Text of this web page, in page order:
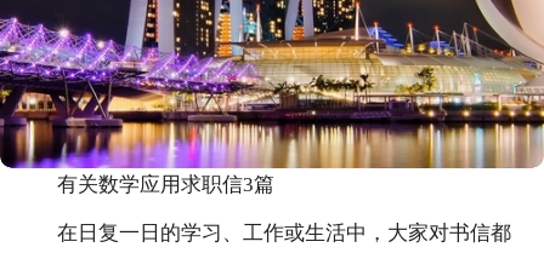
有关数学应用求职信3篇
在日复一日的学习、工作或生活中，大家对书信都